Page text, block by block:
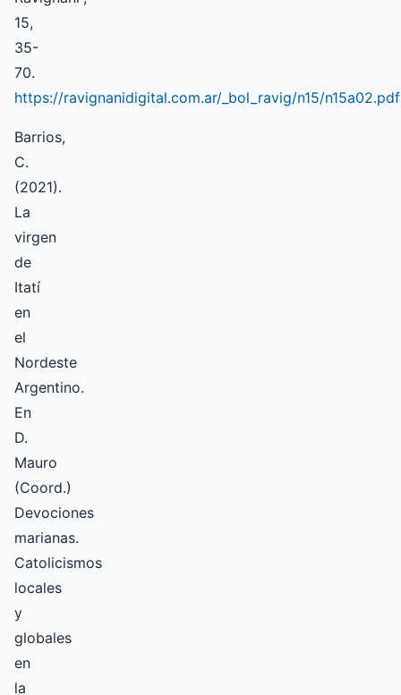
15,
35-
70.
https://ravignanidigital.com.ar/_bol_ravig/n15/n15a02.pdf
Barrios,
C.
(2021).
La
virgen
de
Itatí
en
el
Nordeste
Argentino.
En
D.
Mauro
(Coord.)
Devociones
marianas.
Catolicismos
locales
y
globales
en
la